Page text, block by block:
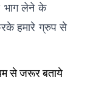
भाग लेने के
हमारे ग्रुप से
से जरूर बताये